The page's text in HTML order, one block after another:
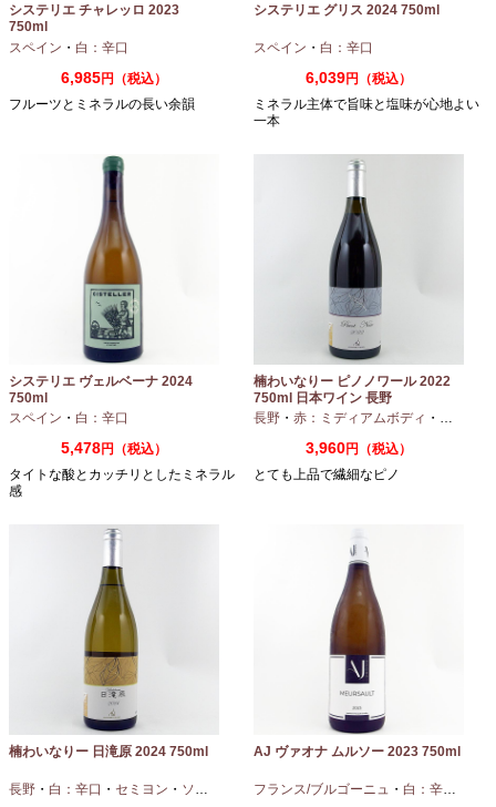
システリエ チャレッロ 2023
750ml
スペイン ・ 白：辛口
6,985円（税込）
フルーツとミネラルの長い余韻
システリエ グリス 2024 750ml
スペイン ・ 白：辛口
6,039円（税込）
ミネラル主体で旨味と塩味が心地よい
一本
システリエ ヴェルベーナ 2024
750ml
スペイン ・ 白：辛口
5,478円（税込）
タイトな酸とカッチリとしたミネラル
感
楠わいなりー ピノノワール 2022
750ml 日本ワイン 長野
長野 ・ 赤：ミディアムボディ ・ ピノノワ
3,960円（税込）
とても上品で繊細なピノ
楠わいなりー 日滝原 2024 750ml
長野 ・ 白：辛口 ・ セミヨン ・ ソーヴィニオンブラン
AJ ヴァオナ ムルソー 2023 750ml
フランス/ブルゴーニュ ・ 白：辛口